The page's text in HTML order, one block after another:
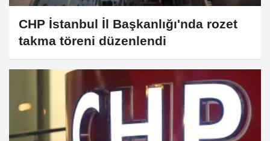
CHP İstanbul İl Başkanlığı'nda rozet
takma töreni düzenlendi